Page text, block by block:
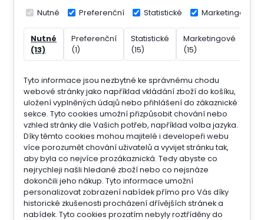
Nutné Preferenční Statistické Marketingové
Nutné
(13)
Preferenční
(1)
Statistické
(15)
Marketingové
(15)
Tyto informace jsou nezbytné ke správnému chodu
webové stránky jako například vkládání zboží do košíku,
uložení vyplněných údajů nebo přihlášení do zákaznické
sekce. Tyto cookies umožní přizpůsobit chování nebo
vzhled stránky dle Vašich potřeb, například volba jazyka.
Díky těmto cookies mohou majitelé i developeři webu
více porozumět chování uživatelů a vyvijet stránku tak,
aby byla co nejvíce prozákaznická. Tedy abyste co
nejrychleji našli hledané zboží nebo co nejsnáze
dokončili jeho nákup. Tyto informace umožní
personalizovat zobrazení nabídek přímo pro Vás díky
historické zkušenosti procházení dřívějších stránek a
nabídek. Tyto cookies prozatím nebyly roztříděny do